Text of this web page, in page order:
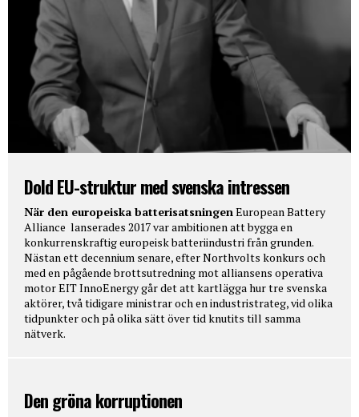
Dold EU-struktur med svenska intressen
När den europeiska batterisatsningenEuropean Battery
Alliance lanserades 2017 var ambitionen att bygga en
konkurrenskraftig europeisk batteriindustri från grunden.
Nästan ett decennium senare, efter Northvolts konkurs och
med en pågående brottsutredning mot alliansens operativa
motor EIT InnoEnergy går det att kartlägga hur tre svenska
aktörer, två tidigare ministrar och en industristrateg, vid olika
tidpunkter och på olika sätt över tid knutits till samma
nätverk.
Den gröna korruptionen